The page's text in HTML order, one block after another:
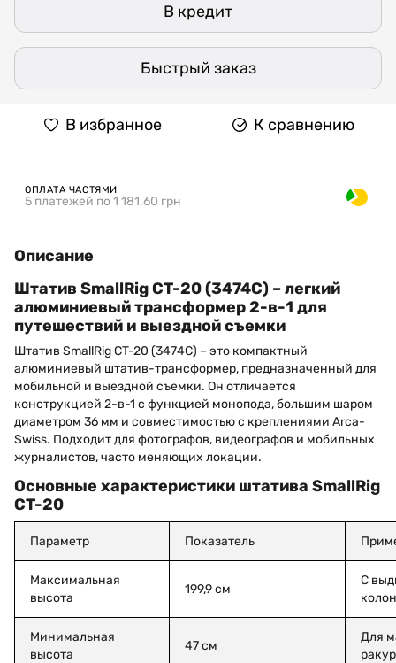
В кредит
Быстрый заказ
В избранное К сравнению
ОПЛАТА ЧАСТЯМИ
5 платежей по 1 181.60 грн
Описание
Штатив SmallRig CT-20 (3474C) – легкий
алюминиевый трансформер 2-в-1 для
путешествий и выездной съемки
Штатив SmallRig CT-20 (3474C) – это компактный
алюминиевый штатив-трансформер, предназначенный для
мобильной и выездной съемки. Он отличается
конструкцией 2-в-1 с функцией монопода, большим шаром
диаметром 36 мм и совместимостью с креплениями Arca-
Swiss. Подходит для фотографов, видеографов и мобильных
журналистов, часто меняющих локации.
Основные характеристики штатива SmallRig
CT-20
Параметр Показатель
Максимальная
высота
199,9 см
С
Минимальная
высота
47 см
Для